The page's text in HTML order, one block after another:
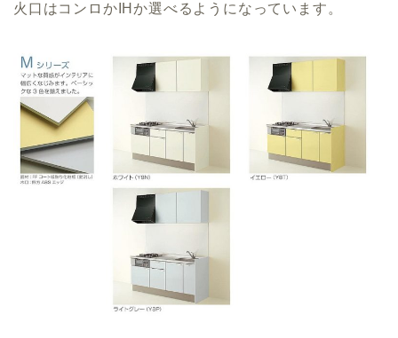
火口はコンロかIHか選べるようになっています。